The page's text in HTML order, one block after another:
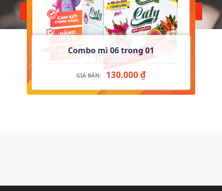
Combo mì 06 trong 01
GIÁ BÁN: 130.000 ₫